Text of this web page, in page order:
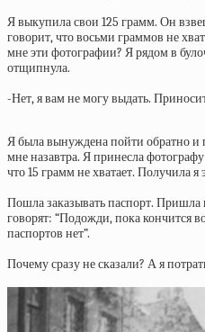
Я выкупила свои 125 грамм. Он
говорит, что восьми граммов не
мне эти фотографии? Я рядом в
отщипнула.
-Нет, я вам не могу выдать.
Я была вынуждена пойти обратно и
мне назавтра. Я принесла
что 15 грамм не хватает. Получила я
Пошла заказывать паспорт. Пришла
говорят: “Подожди, пока кончится
паспортов нет”.
Почемусразу не сказали? А я